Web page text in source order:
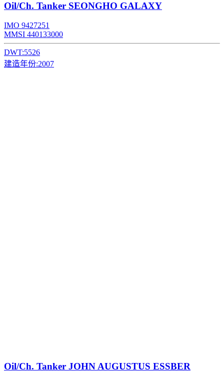
Oil/Ch. Tanker SEONGHO GALAXY
IMO 9427251
MMSI 440133000
DWT:5526
建造年份:2007
Oil/Ch. Tanker JOHN AUGUSTUS ESSBER